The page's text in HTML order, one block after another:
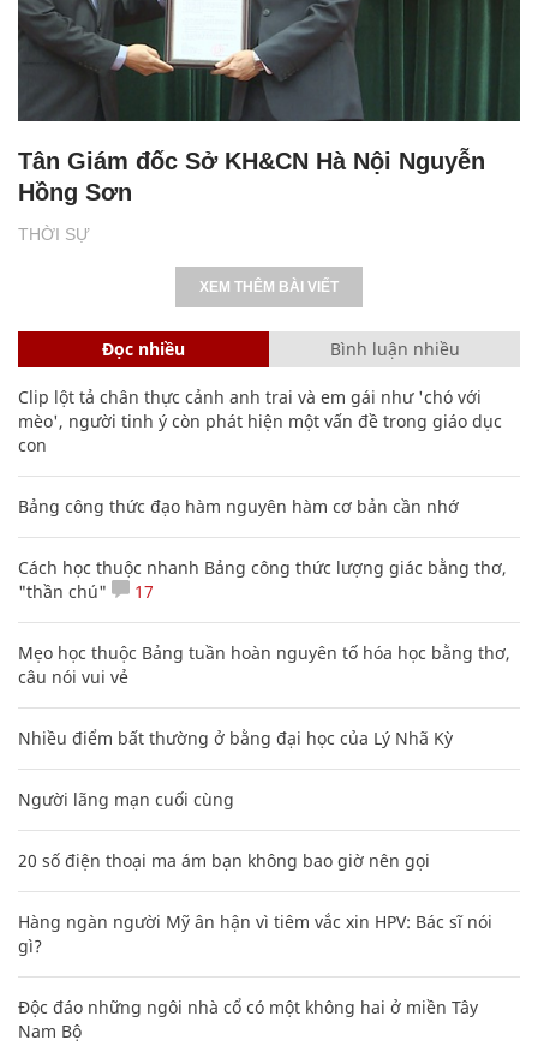
THỜI SỰ
Tân Giám đốc Sở KH&CN Hà Nội Nguyễn
Hồng Sơn
XEM THÊM BÀI VIẾT
Đọc nhiều Bình luận nhiều
Clip lột tả chân thực cảnh anh trai và em gái như 'chó với
mèo', người tinh ý còn phát hiện một vấn đề trong giáo dục
con
Bảng công thức đạo hàm nguyên hàm cơ bản cần nhớ
Cách học thuộc nhanh Bảng công thức lượng giác bằng thơ,
"thần chú"
17
Mẹo học thuộc Bảng tuần hoàn nguyên tố hóa học bằng thơ,
câu nói vui vẻ
Nhiều điểm bất thường ở bằng đại học của Lý Nhã Kỳ
Người lãng mạn cuối cùng
20 số điện thoại ma ám bạn không bao giờ nên gọi
Hàng ngàn người Mỹ ân hận vì tiêm vắc xin HPV: Bác sĩ nói
gì?
Độc đáo những ngôi nhà cổ có một không hai ở miền Tây
Nam Bộ